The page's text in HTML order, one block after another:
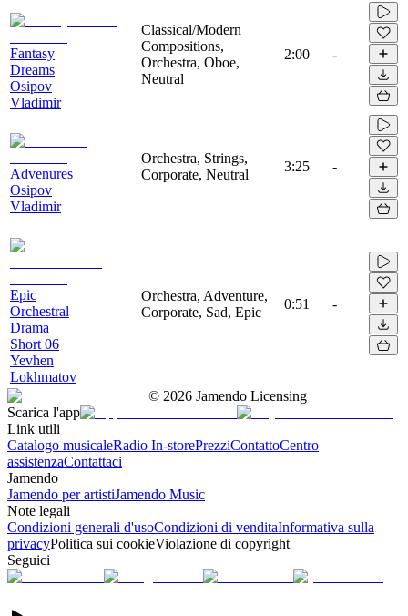
Fantasy
Dreams
Osipov
Vladimir
Classical/Modern
Compositions,
Orchestra, Oboe,
Neutral
2:00 -
Advenures
Osipov
Vladimir
Orchestra, Strings,
Corporate, Neutral
3:25 -
Epic
Orchestral
Drama
Short 06
Yevhen
Lokhmatov
Orchestra, Adventure,
Corporate, Sad, Epic
0:51 -
© 2026 Jamendo Licensing
Scarica l'app
Link utili
Catalogo musicaleRadio In-storePrezziContattoCentro
assistenzaContattaci
Jamendo
Jamendo per artistiJamendo Music
Note legali
Condizioni generali d'usoCondizioni di venditaInformativa sulla
privacyPolitica sui cookieViolazione di copyright
Seguici